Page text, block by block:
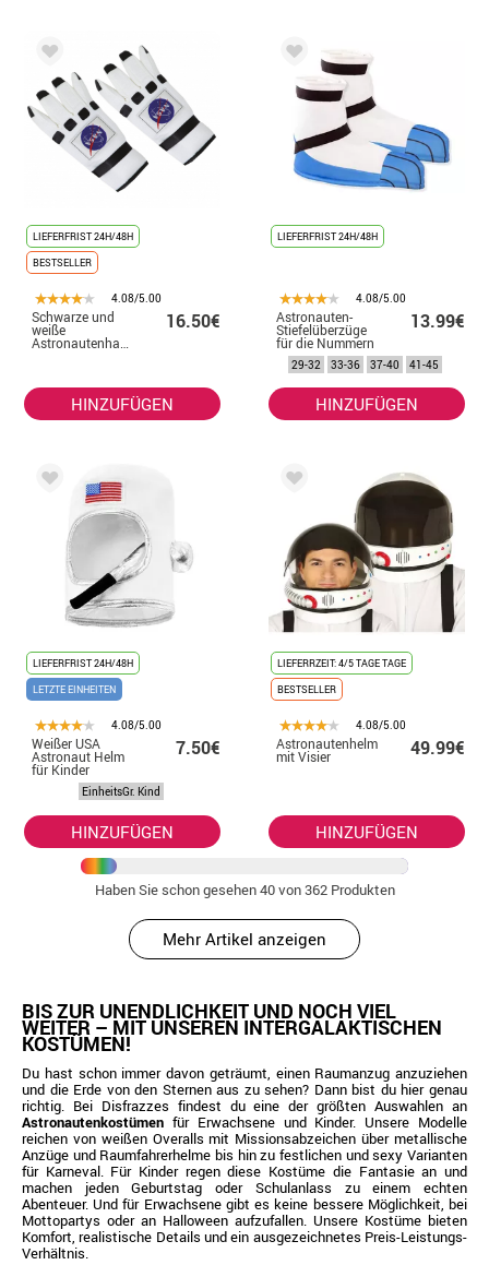
LIEFERFRIST 24H/48H
BESTSELLER
4.08/5.00
Schwarze und
weiße
Astronautenhandschuhe
16.50€
HINZUFÜGEN
LIEFERFRIST 24H/48H
4.08/5.00
Astronauten-
Stiefelüberzüge
für die Nummern
29 bis 45
13.99€
29-32 33-36 37-40 41-45
HINZUFÜGEN
LIEFERFRIST 24H/48H
LETZTE EINHEITEN
4.08/5.00
Weißer USA
Astronaut Helm
für Kinder
7.50€
EinheitsGr. Kind
HINZUFÜGEN
LIEFERRZEIT: 4/5 TAGE TAGE
BESTSELLER
4.08/5.00
Astronautenhelm
mit Visier 49.99€
HINZUFÜGEN
Haben Sie schon gesehen40von 362 Produkten
Mehr Artikel anzeigen
BIS ZUR UNENDLICHKEIT UND NOCH VIEL
WEITER – MIT UNSEREN INTERGALAKTISCHEN
KOSTÜMEN!
Du hast schon immer davon geträumt, einen Raumanzug anzuziehen
und die Erde von den Sternen aus zu sehen? Dann bist du hier genau
richtig. Bei Disfrazzes findest du eine der größten Auswahlen an
Astronautenkostümen für Erwachsene und Kinder. Unsere Modelle
reichen von weißen Overalls mit Missionsabzeichen über metallische
Anzüge und Raumfahrerhelme bis hin zu festlichen und sexy Varianten
für Karneval. Für Kinder regen diese Kostüme die Fantasie an und
machen jeden Geburtstag oder Schulanlass zu einem echten
Abenteuer. Und für Erwachsene gibt es keine bessere Möglichkeit, bei
Mottopartys oder an Halloween aufzufallen. Unsere Kostüme bieten
Komfort, realistische Details und ein ausgezeichnetes Preis-Leistungs-
Verhältnis.